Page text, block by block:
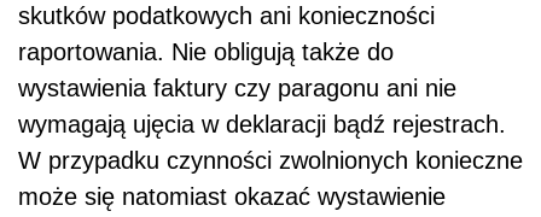
skutków podatkowych ani konieczności
raportowania. Nie obligują także do
wystawienia faktury czy paragonu ani nie
wymagają ujęcia w deklaracji bądź rejestrach.
W przypadku czynności zwolnionych konieczne
może się natomiast okazać wystawienie